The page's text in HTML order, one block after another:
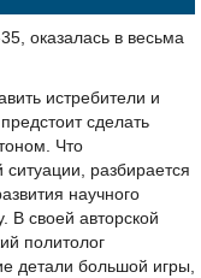
оказалась в весьма
истребители и
сделать
Что
разбирается
научного
В своей авторской
политолог
детали большой игры,